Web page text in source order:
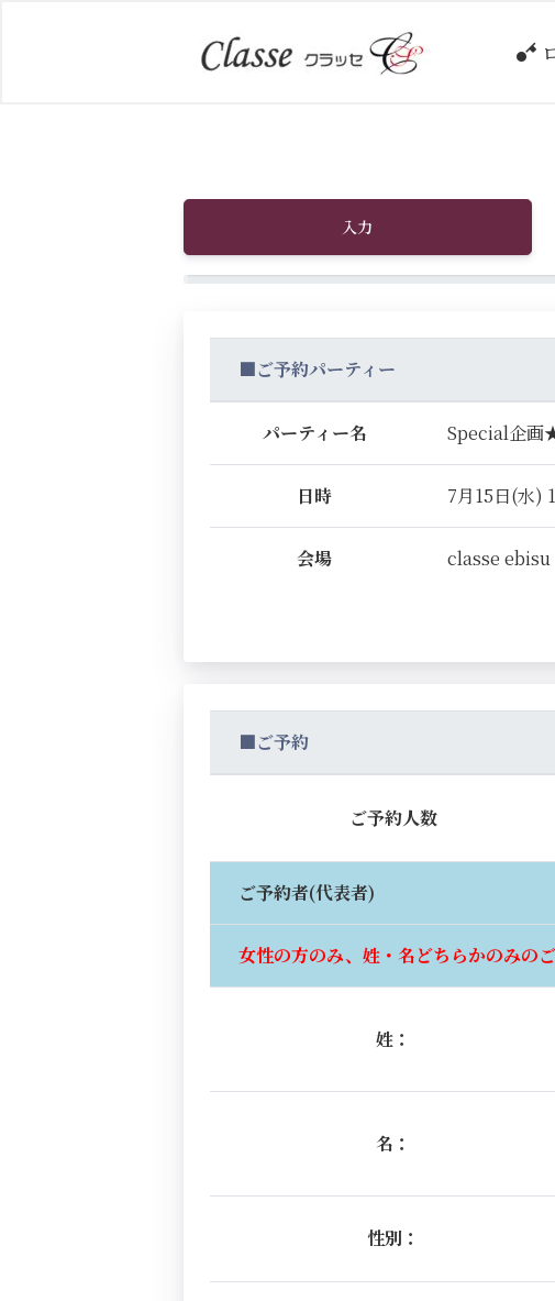
入力
■ご予約パーティー
パーティー名 Special企画
日時 7月15日(水)
会場 classe ebisu
■ご予約
ご予約人数
ご予約者(代表者)
女性の方のみ、姓・名どちらかのみの
姓：
名：
性別：